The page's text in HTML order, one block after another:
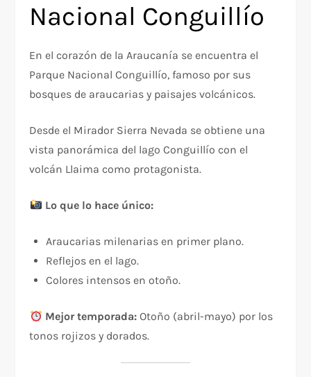
Nacional Conguillío
En el corazón de la Araucanía se encuentra el
Parque Nacional Conguillío, famoso por sus
bosques de araucarias y paisajes volcánicos.
Desde el Mirador Sierra Nevada se obtiene una
vista panorámica del lago Conguillío con el
volcán Llaima como protagonista.
Lo que lo hace único:
Araucarias milenarias en primer plano.
Reflejos en el lago.
Colores intensos en otoño.
Mejor temporada:Otoño (abril-mayo) por los
tonos rojizos y dorados.